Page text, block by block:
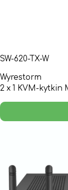
SW-620-TX-W
Wyrestorm
2 x 1 KVM-kytkin